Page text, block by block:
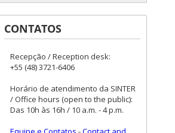
CONTATOS
Recepção / Reception desk:
+55 (48) 3721-6406
Horário de atendimento da SINTER
/ Office hours (open to the public):
Das 10h às 16h / 10 a.m. - 4 p.m.